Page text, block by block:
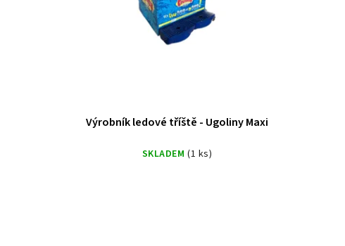
Výrobník ledové tříště - Ugoliny Maxi
SKLADEM (1 ks)